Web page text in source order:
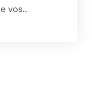
vos…
savez comment vous